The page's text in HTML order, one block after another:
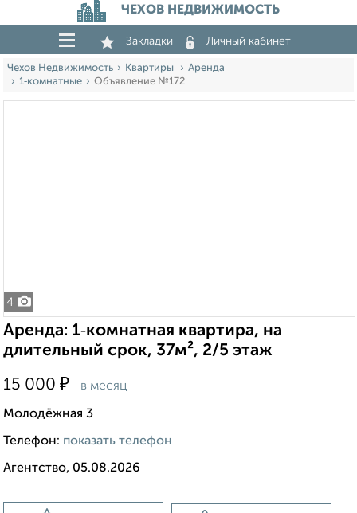
ЧЕХОВ НЕДВИЖИМОСТЬ
Закладки Личный кабинет
Чехов Недвижимость Квартиры
Аренда
1‑комнатные
Объявление №172
4
Аренда: 1‑комнатная квартира, на
длительный срок, 37м², 2/5 этаж
15 000 ₽ в месяц
Молодёжная 3
Телефон: показать телефон
Агентство, 05.08.2026